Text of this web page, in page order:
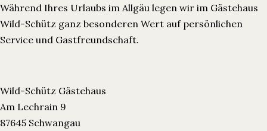
Während Ihres Urlaubs im Allgäu legen wir im Gästehaus
Wild-Schütz ganz besonderen Wert auf persönlichen
Service und Gastfreundschaft.
Wild-Schütz Gästehaus
Am Lechrain 9
87645 Schwangau